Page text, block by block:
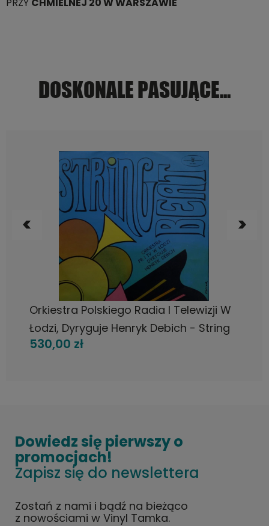
DOSKONALE PASUJĄCE...
Orkiestra Polskiego Radia I Telewizji W
Łodzi, Dyryguje Henryk Debich - String
Beat, Polish Jazz , LP 1975 Polskie
530,00 zł
POWIADOM O DOSTĘPNOŚCI
Dowiedz się pierwszy o
promocjach!
Zapisz się do newslettera
Zostań z nami i bądź na bieżąco
z nowościami w Vinyl Tamka.